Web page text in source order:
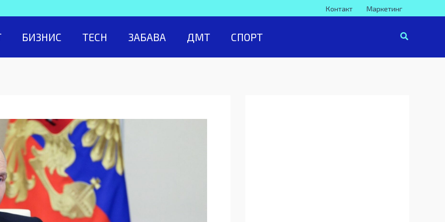
Контакт Маркетинг
БИЗНИС TECH ЗАБАВА ДМТ СПОРТ